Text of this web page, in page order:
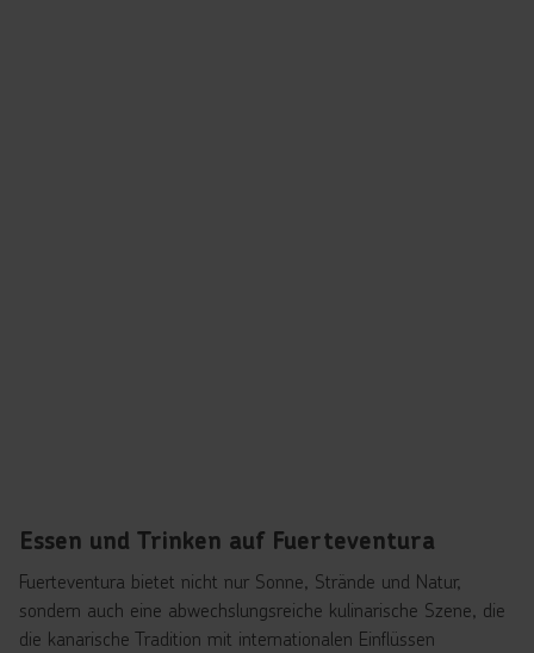
Essen und Trinken auf Fuerteventura
Fuerteventura bietet nicht nur Sonne, Strände und Natur,
sondern auch eine abwechslungsreiche kulinarische Szene, die
die kanarische Tradition mit internationalen Einflüssen